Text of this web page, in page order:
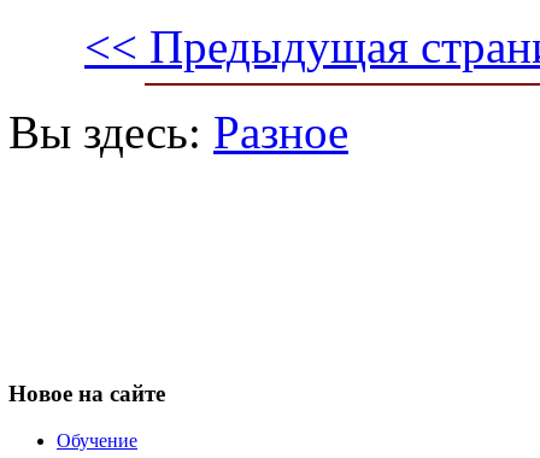
<< Предыдущая
Вы здесь: Разное
Новое на сайте
Обучение